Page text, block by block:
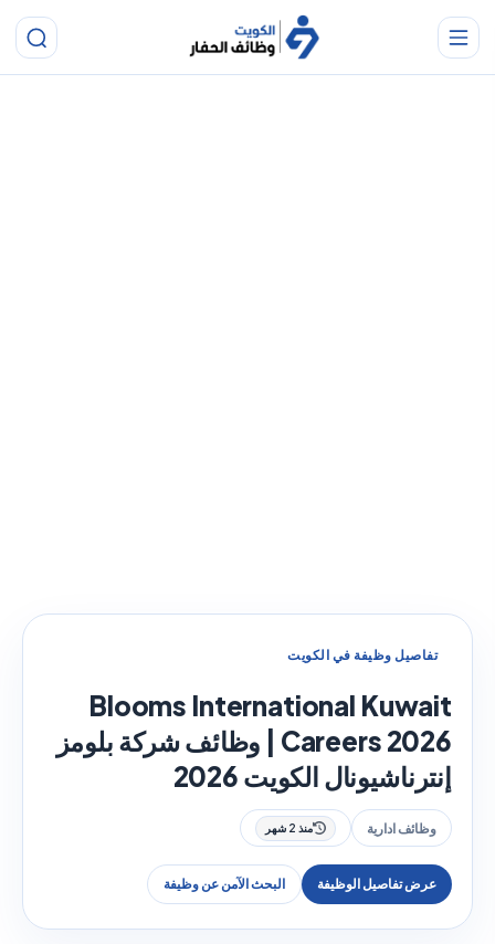
تفاصيل وظيفة في الكويت
Blooms International Kuwait
Careers 2026 | وظائف شركة بلومز
إنترناشيونال الكويت 2026
وظائف ادارية منذ 2 شهر
عرض تفاصيل الوظيفة البحث الآمن عن وظيفة